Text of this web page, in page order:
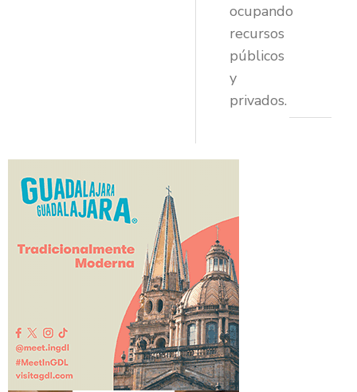
ocupando
recursos
públicos
y
privados.